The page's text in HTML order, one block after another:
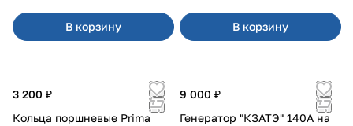
В корзину В корзину
3 200 ₽
Кольца поршневые Prima
9 000 ₽
Генератор "КЗАТЭ" 140А на